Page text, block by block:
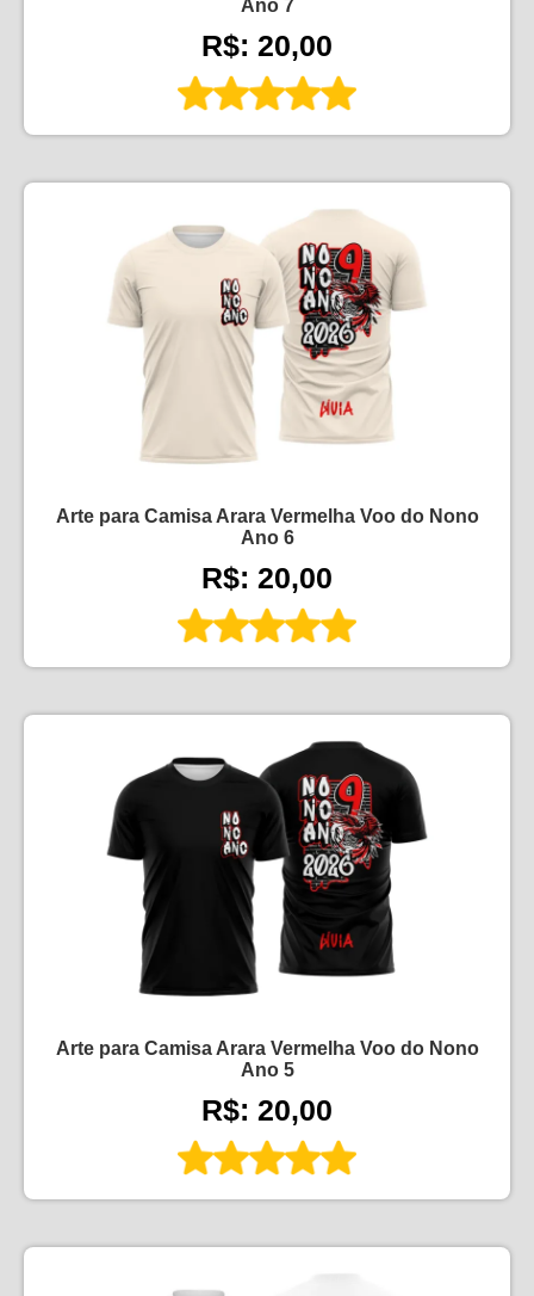
Ano 7
R$: 20,00
Arte para Camisa Arara Vermelha Voo do Nono
Ano 6
R$: 20,00
Arte para Camisa Arara Vermelha Voo do Nono
Ano 5
R$: 20,00